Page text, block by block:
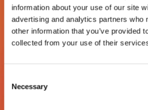
information about your use of our site
advertising and analytics partners who
other information that you’ve provided
collected from your use of their
Selection
Necessary